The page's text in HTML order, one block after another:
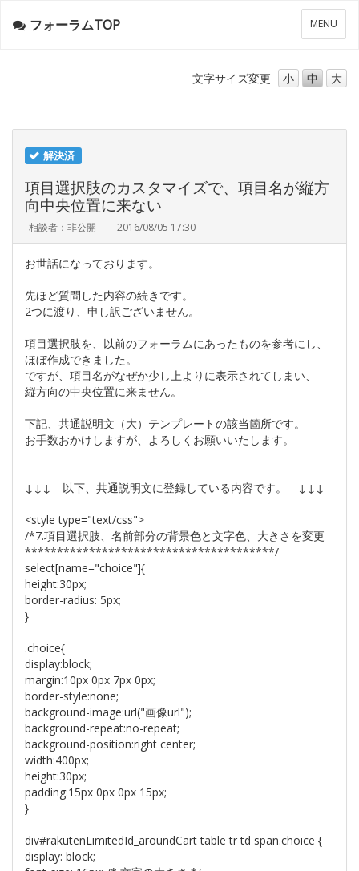
メ
ニ
ー
MENU
フォーラムTOP
文字サイズ変更 小 中 大
解決済
項目選択肢のカスタマイズで、項目名が縦方
向中央位置に来ない
相談者：非公開 2016/08/05 17:30
お世話になっております。
先ほど質問した内容の続きです。
2つに渡り、申し訳ございません。
項目選択肢を、以前のフォーラムにあったものを参考にし、
ほぼ作成できました。
ですが、項目名がなぜか少し上よりに表示されてしまい、
縦方向の中央位置に来ません。
下記、共通説明文（大）テンプレートの該当箇所です。
お手数おかけしますが、よろしくお願いいたします。
↓↓↓ 以下、共通説明文に登録している内容です。 ↓↓↓
<style type="text/css">
/*7.項目選択肢、名前部分の背景色と文字色、大きさを変更
***************************************/
select[name="choice"]{
height:30px;
border-radius: 5px;
}
.choice{
display:block;
margin:10px 0px 7px 0px;
border-style:none;
background-image:url("画像url");
background-repeat:no-repeat;
background-position:right center;
width:400px;
height:30px;
padding:15px 0px 0px 15px;
}
div#rakutenLimitedId_aroundCart table tr td span.choice {
display: block;